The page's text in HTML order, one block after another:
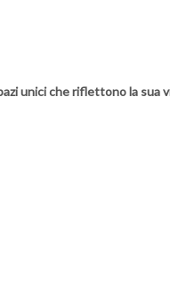
unici che riflettono la sua